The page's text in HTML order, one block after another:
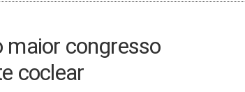
maior congresso
coclear